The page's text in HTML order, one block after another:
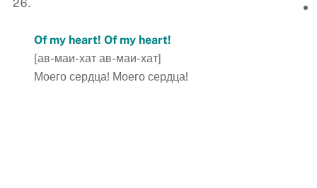
Of my heart! Of my heart!
[ав-маи-хат ав-маи-хат]
Моего сердца! Моего сердца!